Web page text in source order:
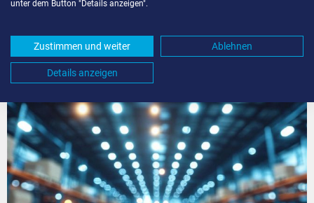
Architekturideen
unter dem Button "Details anzeigen".
Zustimmen und weiter Ablehnen
Details anzeigen